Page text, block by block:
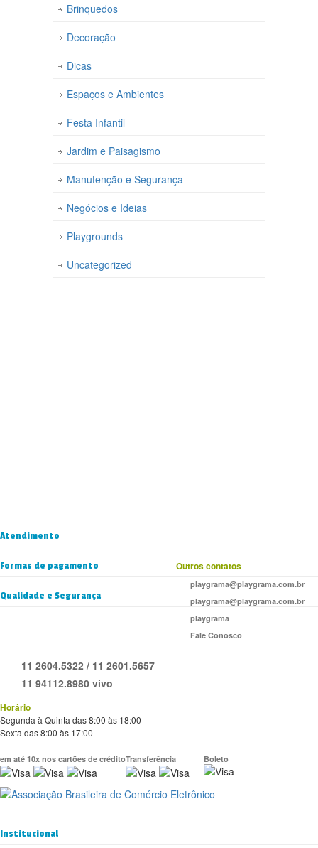
Brinquedos
Decoração
Dicas
Espaços e Ambientes
Festa Infantil
Jardim e Paisagismo
Manutenção e Segurança
Negócios e Ideias
Playgrounds
Uncategorized
Atendimento
Outros contatos
playgrama@playgrama.com.br
playgrama@playgrama.com.br
playgrama
Fale Conosco
11 2604.5322 / 11 2601.5657
11 94112.8980 vivo
Horário
Segunda à Quinta das 8:00 às 18:00
Sexta das 8:00 às 17:00
Formas de pagamento
em até 10x nos cartões de créditoTransferência Boleto
Qualidade e Segurança
Institucional